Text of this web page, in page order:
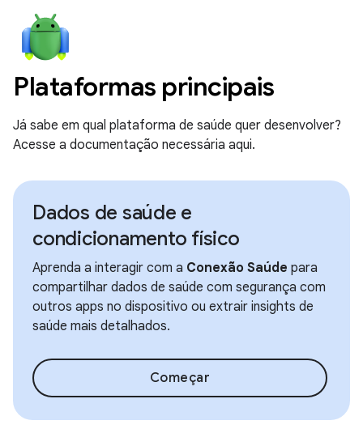
Plataformas principais
Já sabe em qual plataforma de saúde quer desenvolver?
Acesse a documentação necessária aqui.
Dados de saúde e
condicionamento físico
Aprenda a interagir com a Conexão Saúde para
compartilhar dados de saúde com segurança com
outros apps no dispositivo ou extrair insights de
saúde mais detalhados.
Começar